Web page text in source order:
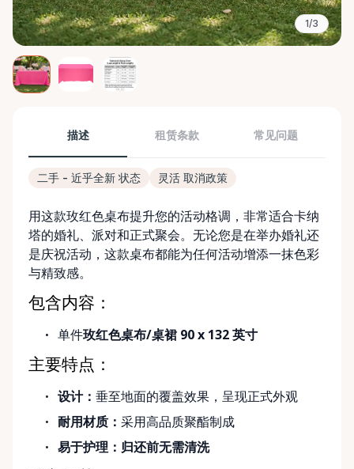
1/3
描述 租赁条款 常见问题
二手 - 近乎全新 状态 灵活 取消政策
用这款玫红色桌布提升您的活动格调，非常适合卡纳
塔的婚礼、派对和正式聚会。无论您是在举办婚礼还
是庆祝活动，这款桌布都能为任何活动增添一抹色彩
与精致感。
包含内容：
单件玫红色桌布/桌裙 90 x 132 英寸
主要特点：
设计：垂至地面的覆盖效果，呈现正式外观
耐用材质：采用高品质聚酯制成
易于护理： 归还前无需清洗